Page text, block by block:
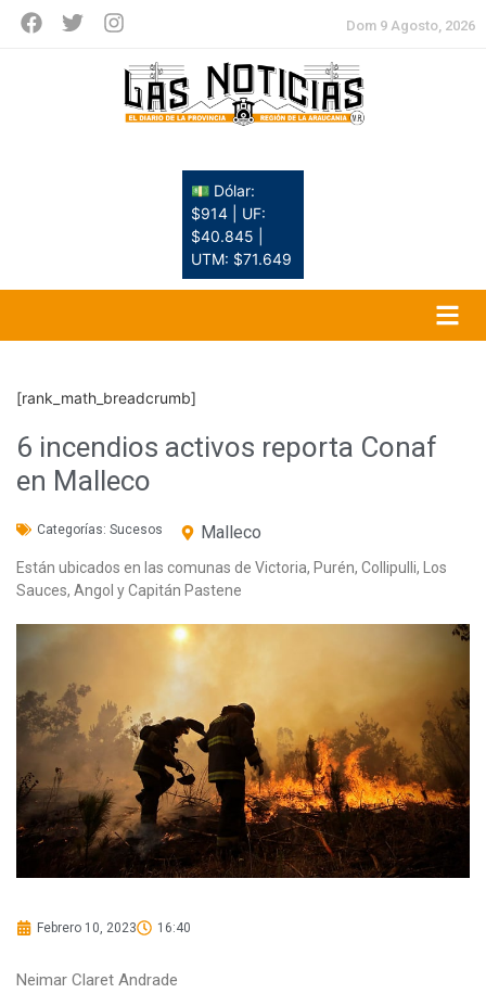
Dom 9 Agosto, 2026
💵 Dólar:
$914 | UF:
$40.845 |
UTM: $71.649
[rank_math_breadcrumb]
6 incendios activos reporta Conaf
en Malleco
Categorías: Sucesos Malleco
Están ubicados en las comunas de Victoria, Purén, Collipulli, Los
Sauces, Angol y Capitán Pastene
Febrero 10, 2023 16:40
Neimar Claret Andrade